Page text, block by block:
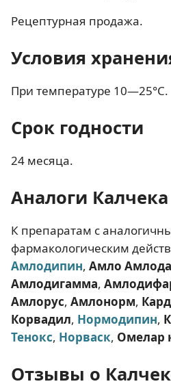
Рецептурная продажа.
Условия
При температуре 10—25°C.
Срок годности
24 месяца.
Аналоги Калчека
К препаратам с
фармакологическим
Амлодипин, Амло
Амлодигамма,
Амлорус, Амлонорм,
Корвадил, Нормодипин,
Тенокс, Норваск, Омелар
Отзывы о